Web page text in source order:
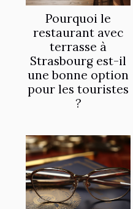
Pourquoi le
restaurant avec
terrasse à
Strasbourg est-il
une bonne option
pour les touristes
?